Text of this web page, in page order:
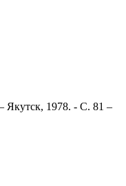
Якутск, 1978. - С. 81 –